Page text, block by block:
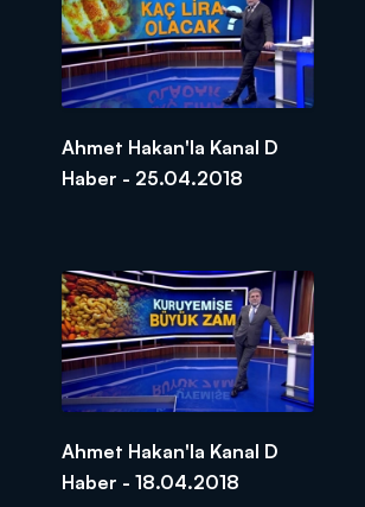
Ahmet Hakan'la Kanal D
Haber - 25.04.2018
Ahmet Hakan'la Kanal D
Haber - 18.04.2018